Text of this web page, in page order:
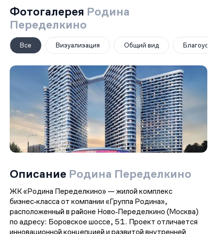
Фотогалерея Родина
Переделкино
Все Визуализация Общий вид
Описание Родина Переделкино
ЖК «Родина Переделкино» — жилой комплекс
бизнес‑класса от компании «Группа Родина»,
расположенный в районе Ново‑Переделкино (Москва)
по адресу: Боровское шоссе, 51. Проект отличается
инновационной концепцией и развитой внутренней